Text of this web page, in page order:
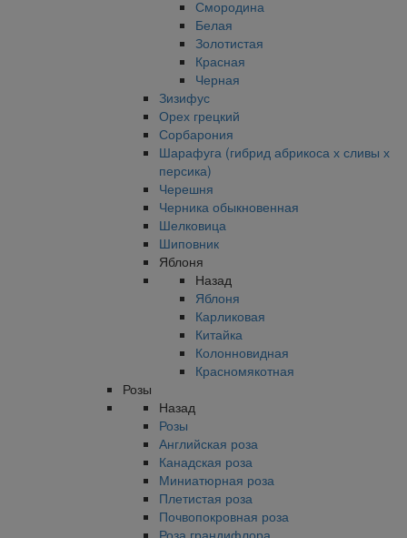
Смородина
Белая
Золотистая
Красная
Черная
Зизифус
Орех грецкий
Сорбарония
Шарафуга (гибрид абрикоса х сливы х
персика)
Черешня
Черника обыкновенная
Шелковица
Шиповник
Яблоня
Назад
Яблоня
Карликовая
Китайка
Колонновидная
Красномякотная
Розы
Назад
Розы
Английская роза
Канадская роза
Миниатюрная роза
Плетистая роза
Почвопокровная роза
Роза грандифлора